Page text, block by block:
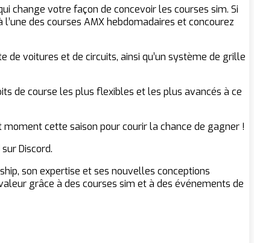
change votre façon de concevoir les courses sim. Si
des courses AMX hebdomadaires et concourez
de voitures et de circuits, ainsi qu’un système de grille
de course les plus flexibles et les plus avancés à ce
cette saison pour courir la chance de gagner !
Discord.
son expertise et ses nouvelles conceptions
grâce à des courses sim et à des événements de